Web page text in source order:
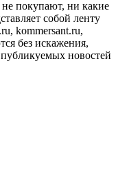
покупают, ни какие
собой ленту
kommersant.ru,
без искажения,
публикуемых новостей